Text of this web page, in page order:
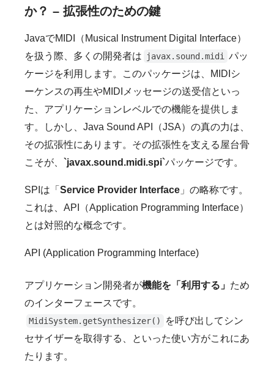
か？ – 拡張性のための鍵
JavaでMIDI（Musical Instrument Digital Interface）
を扱う際、多くの開発者は
javax.sound.midi パッ
ケージを利用します。このパッケージは、MIDIシ
ーケンスの再生やMIDIメッセージの送受信といっ
た、アプリケーションレベルでの機能を提供しま
す。しかし、Java Sound API（JSA）の真の力は、
その拡張性にあります。その拡張性を支える屋台骨
こそが、 `javax.sound.midi.spi`パッケージです。
SPIは「 Service Provider Interface 」の略称です。
これは、API（Application Programming Interface）
とは対照的な概念です。
API (Application Programming Interface)
アプリケーション開発者が機能を「利用する」 ため
のインターフェースです。
MidiSystem.getSynthesizer()
を呼び出してシン
セサイザーを取得する、といった使い方がこれにあ
たります。